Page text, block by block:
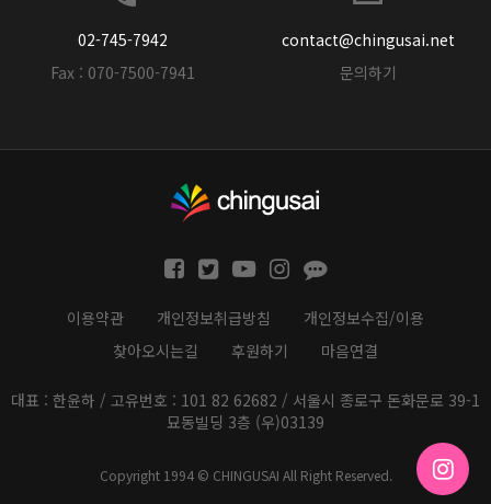
02-745-7942
Fax : 070-7500-7941
contact@chingusai.net
문의하기
이용약관 개인정보취급방침
개인정보수집/이용
찾아오시는길
후원하기 마음연결
대표 : 한윤하 / 고유번호 : 101 82 62682 / 서울시 종로구 돈화문로 39-1
묘동빌딩 3층 (우)03139
Copyright 1994 © CHINGUSAI All Right Reserved.